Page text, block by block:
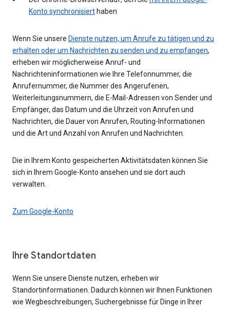
Konto synchronisiert haben
Wenn Sie unsere Dienste nutzen, um Anrufe zu tätigen und zu
erhalten oder um Nachrichten zu senden und zu empfangen,
erheben wir möglicherweise Anruf- und
Nachrichteninformationen wie Ihre Telefonnummer, die
Anrufernummer, die Nummer des Angerufenen,
Weiterleitungsnummern, die E-Mail-Adressen von Sender und
Empfänger, das Datum und die Uhrzeit von Anrufen und
Nachrichten, die Dauer von Anrufen, Routing-Informationen
und die Art und Anzahl von Anrufen und Nachrichten.
Die in Ihrem Konto gespeicherten Aktivitätsdaten können Sie
sich in Ihrem Google-Konto ansehen und sie dort auch
verwalten.
Zum Google-Konto
Ihre Standortdaten
Wenn Sie unsere Dienste nutzen, erheben wir
Standortinformationen. Dadurch können wir Ihnen Funktionen
wie Wegbeschreibungen, Suchergebnisse für Dinge in Ihrer